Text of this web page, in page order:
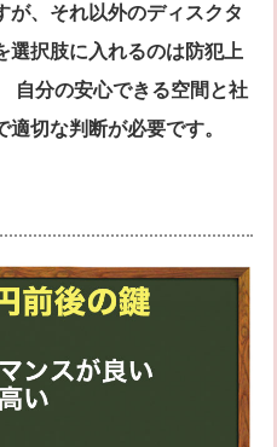
が、それ以外のディスクタ
選択肢に入れるのは防犯上
自分の安心できる空間と社
切な判断が必要です。